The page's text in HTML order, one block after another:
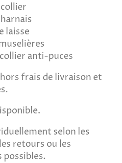
laisse
anti-puces
frais de livraison et
selon les
retours ou les
possibles.